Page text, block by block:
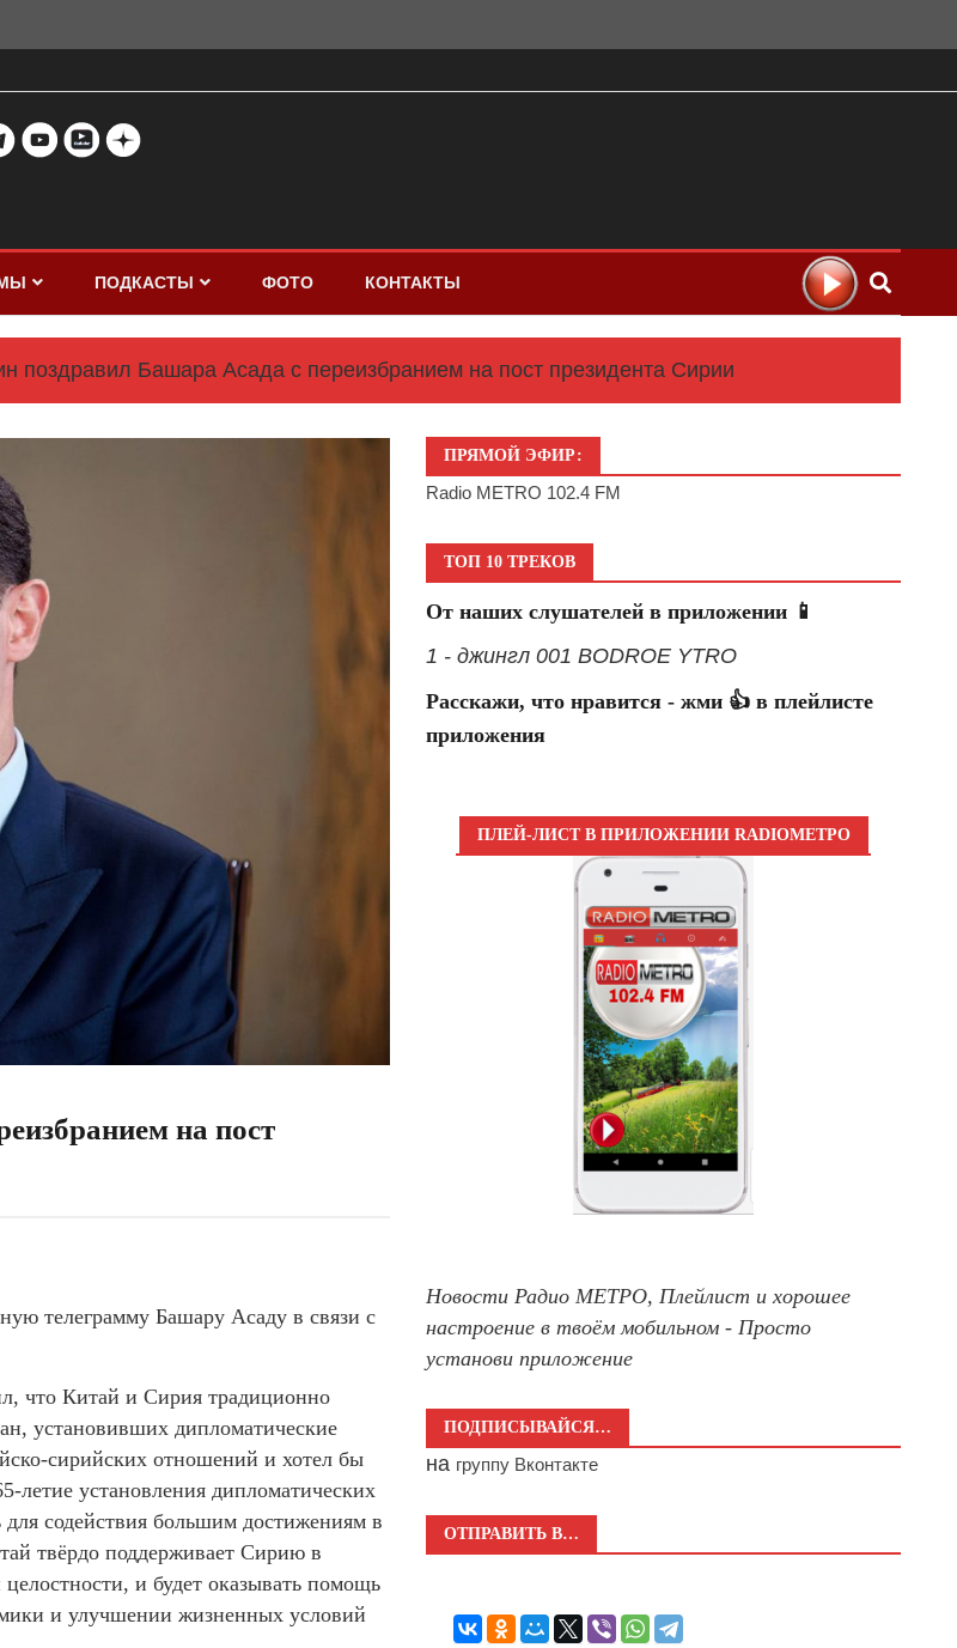
ПОДКАСТЫ ФОТО КОНТАКТЫ
поздравил Башара Асада с переизбранием на пост президента Сирии
на пост
телеграмму Башару Асаду в связи с
что Китай и Сирия традиционно
установивших дипломатические
сирийских отношений и хотел бы
летие установления дипломатических
содействия большим достижениям в
твёрдо поддерживает Сирию в
и будет оказывать помощь
и улучшении жизненных условий
ПРЯМОЙ ЭФИР:
Radio METRO 102.4 FM
ТОП 10 ТРЕКОВ
От наших слушателей в приложении 📱
1 - джингл 001 BODROE YTRO
Расскажи, что нравится - жми 👍 в плейлисте
приложения
ПЛЕЙ-ЛИСТ В ПРИЛОЖЕНИИ RADIOМЕТРО
Новости Радио МЕТРО, Плейлист и хорошее
настроение в твоём мобильном - Просто
установи приложение
ПОДПИСЫВАЙСЯ…
на группу Вконтакте
ОТПРАВИТЬ В…